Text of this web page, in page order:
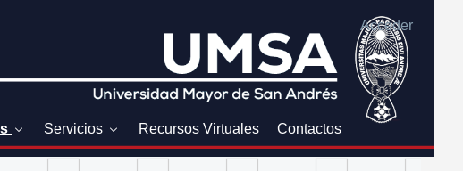
Acceder
Servicios Recursos Virtuales Contactos